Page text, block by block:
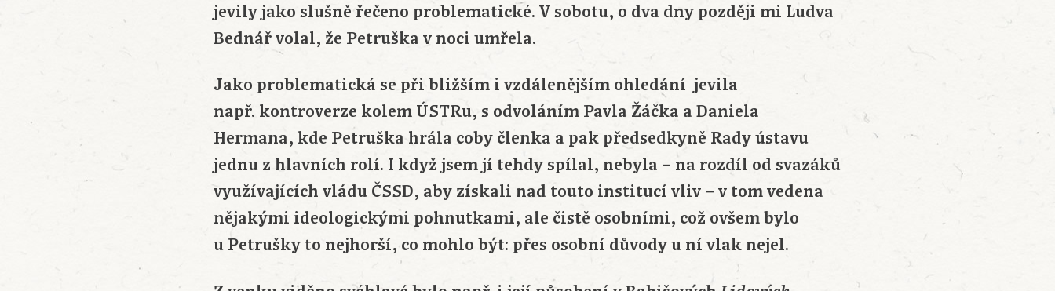
jevily jako slušně řečeno problematické. V sobotu, o dva dny později mi Ludva
Bednář volal, že Petruška v noci umřela.
Jako problematická se při bližším i vzdálenějším ohledání jevila
např. kontroverze kolem ÚSTRu, s odvoláním Pavla Žáčka a Daniela
Hermana, kde Petruška hrála coby členka a pak předsedkyně Rady ústavu
jednu z hlavních rolí. I když jsem jí tehdy spílal, nebyla – na rozdíl od svazáků
využívajících vládu ČSSD, aby získali nad touto institucí vliv – v tom vedena
nějakými ideologickými pohnutkami, ale čistě osobními, což ovšem bylo
u Petrušky to nejhorší, co mohlo být: přes osobní důvody u ní vlak nejel.